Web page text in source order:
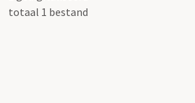
totaal 1 bestand